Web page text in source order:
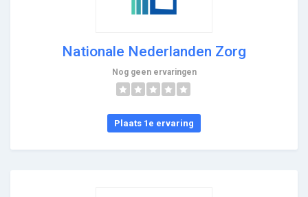
Nationale Nederlanden Zorg
Nog geen ervaringen
Plaats 1e ervaring